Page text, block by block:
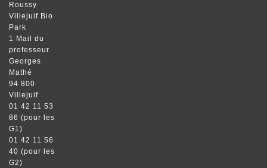
Roussy
Villejuif Bio
Park
1 Mail du
professeur
Georges
Mathé
94 800
Villejuif
01 42 11 53
86 (pour les
G1)
01 42 11 56
40 (pour les
G2)